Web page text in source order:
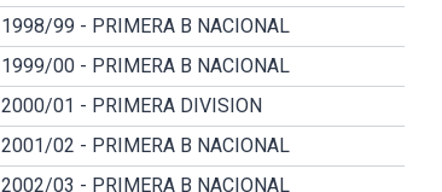
1998/99 - PRIMERA B NACIONAL
1999/00 - PRIMERA B NACIONAL
2000/01 - PRIMERA DIVISION
2001/02 - PRIMERA B NACIONAL
2002/03 - PRIMERA B NACIONAL